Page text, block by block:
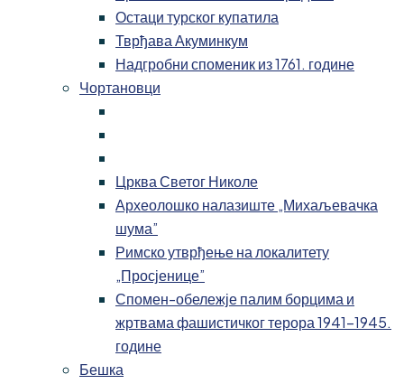
Остаци турског купатила
Тврђава Акуминкум
Надгробни споменик из 1761. године
Чортановци
Црква Светог Николе
Археолошко налазиште „Михаљевачка
шума”
Римско утврђење на локалитету
„Просјенице”
Спомен-обележје палим борцима и
жртвама фашистичког терора 1941-1945.
године
Бешка